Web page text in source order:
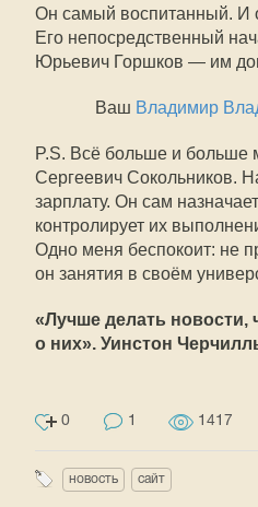
Он самый воспитанный. И
Его непосредственный
Юрьевич Горшков — им
Ваш Владимир
P.S. Всё больше и больше
Сергеевич Сокольников.
зарплату. Он сам
контролирует их
Одно меня беспокоит: не
он занятия в своём
«Лучше делать новости,
о них». Уинстон
0 1 1417
новость сайт